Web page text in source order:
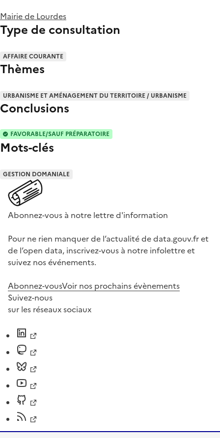
Mairie de Lourdes
Type de consultation
AFFAIRE COURANTE
Thèmes
URBANISME ET AMÉNAGEMENT DU TERRITOIRE / URBANISME
Conclusions
FAVORABLE/SAUF PRÉPARATOIRE
Mots-clés
GESTION DOMANIALE
Abonnez-vous à notre lettre d'information
Pour ne rien manquer de l’actualité de data.gouv.fr et
de l’open data, inscrivez-vous à notre infolettre et
suivez nos événements.
Abonnez-vousVoir nos prochains évènements
Suivez-nous
sur les réseaux sociaux